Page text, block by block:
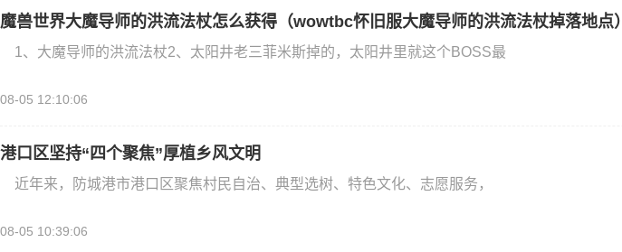
魔兽世界大魔导师的洪流法杖怎么获得（wowtbc怀旧服大魔导师的洪流法杖掉落地点）
1、大魔导师的洪流法杖2、太阳井老三菲米斯掉的，太阳井里就这个BOSS最
08-05 12:10:06
港口区坚持“四个聚焦”厚植乡风文明
近年来，防城港市港口区聚焦村民自治、典型选树、特色文化、志愿服务，
08-05 10:39:06